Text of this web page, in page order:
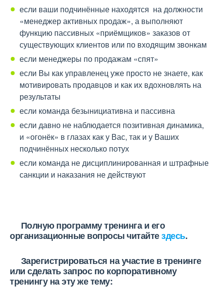
если ваши подчинённые находятся на должности
«менеджер активных продаж», а выполняют
функцию пассивных «приёмщиков» заказов от
существующих клиентов или по входящим звонкам
если менеджеры по продажам «спят»
если Вы как управленец уже просто не знаете, как
мотивировать продавцов и как их вдохновлять на
результаты
если команда безынициативна и пассивна
если давно не наблюдается позитивная динамика,
и «огонёк» в глазах как у Вас, так и у Ваших
подчинённых несколько потух
если команда не дисциплинированная и штрафные
санкции и наказания не действуют
Полную программу тренинга и его
организационные вопросы читайтездесь.
Зарегистрироваться на участие в тренинге
или сделать запрос по корпоративному
тренингу на эту же тему: